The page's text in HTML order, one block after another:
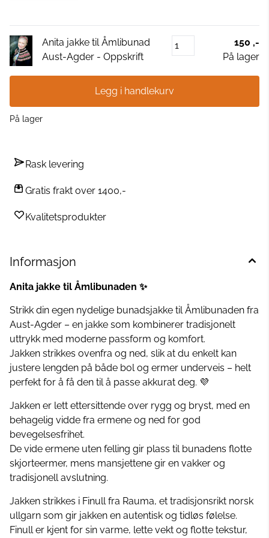
Anita jakke til Åmlibunad
Aust-Agder - Oppskrift
150 ,-
På lager
Legg i handlekurv
På lager
Rask levering
Gratis frakt over 1400,-
Kvalitetsprodukter
Informasjon
Anita jakke til Åmlibunaden ✨
Strikk din egen nydelige bunadsjakke til Åmlibunaden fra
Aust-Agder – en jakke som kombinerer tradisjonelt
uttrykk med moderne passform og komfort.
Jakken strikkes ovenfra og ned, slik at du enkelt kan
justere lengden på både bol og ermer underveis – helt
perfekt for å få den til å passe akkurat deg. 💜
Jakken er lett ettersittende over rygg og bryst, med en
behagelig vidde fra ermene og ned for god
bevegelsesfrihet.
De vide ermene uten felling gir plass til bunadens flotte
skjorteermer, mens mansjettene gir en vakker og
tradisjonell avslutning.
Jakken strikkes i Finull fra Rauma, et tradisjonsrikt norsk
ullgarn som gir jakken en autentisk og tidløs følelse.
Finull er kjent for sin varme, lette vekt og flotte tekstur,